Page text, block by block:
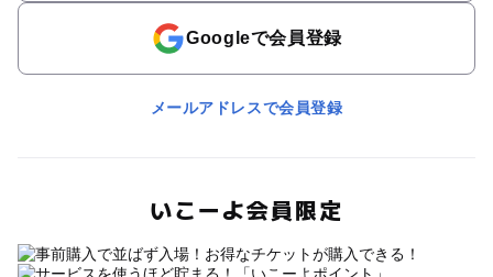
Googleで会員登録
メールアドレスで会員登録
いこーよ会員限定